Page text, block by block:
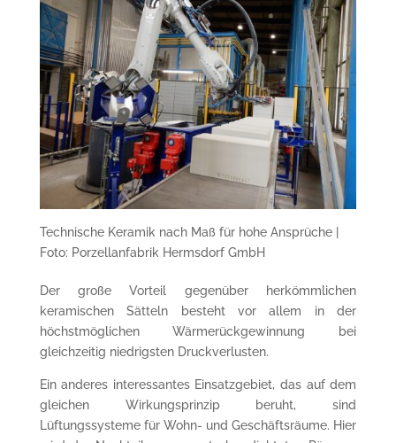
Technische Keramik nach Maß für hohe Ansprüche |
Foto: Porzellanfabrik Hermsdorf GmbH
Der große Vorteil gegenüber herkömmlichen
keramischen Sätteln besteht vor allem in der
höchstmöglichen Wärmerückgewinnung bei
gleichzeitig niedrigsten Druckverlusten.
Ein anderes interessantes Einsatzgebiet, das auf dem
gleichen Wirkungsprinzip beruht, sind
Lüftungssysteme für Wohn- und Geschäftsräume. Hier